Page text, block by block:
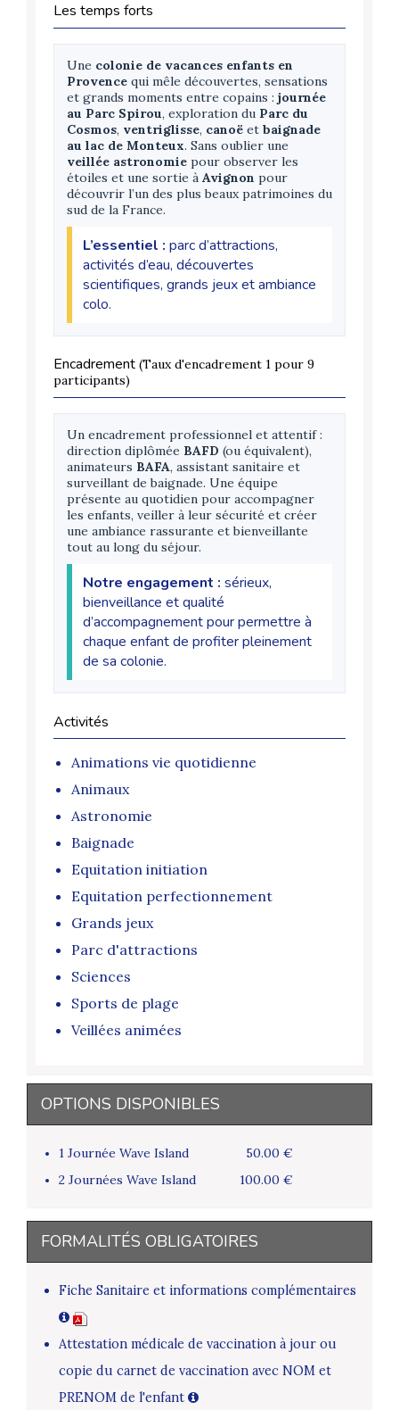
Les temps forts
Une colonie de vacances enfants en
Provence qui mêle découvertes, sensations
et grands moments entre copains : journée
au Parc Spirou, exploration du Parc du
Cosmos, ventriglisse, canoë et baignade
au lac de Monteux. Sans oublier une
veillée astronomie pour observer les
étoiles et une sortie à Avignon pour
découvrir l’un des plus beaux patrimoines du
sud de la France.
L’essentiel : parc d’attractions,
activités d’eau, découvertes
scientifiques, grands jeux et ambiance
colo.
Encadrement (Taux d'encadrement 1 pour 9
participants)
Un encadrement professionnel et attentif :
direction diplômée BAFD (ou équivalent),
animateurs BAFA, assistant sanitaire et
surveillant de baignade. Une équipe
présente au quotidien pour accompagner
les enfants, veiller à leur sécurité et créer
une ambiance rassurante et bienveillante
tout au long du séjour.
Notre engagement : sérieux,
bienveillance et qualité
d’accompagnement pour permettre à
chaque enfant de profiter pleinement
de sa colonie.
Activités
Animations vie quotidienne
Animaux
Astronomie
Baignade
Equitation initiation
Equitation perfectionnement
Grands jeux
Parc d'attractions
Sciences
Sports de plage
Veillées animées
OPTIONS DISPONIBLES
1 Journée Wave Island
50.00 €
2 Journées Wave Island
100.00 €
FORMALITÉS OBLIGATOIRES
Fiche Sanitaire et informations complémentaires
Attestation médicale de vaccination à jour ou
copie du carnet de vaccination avec NOM et
PRENOM de l'enfant